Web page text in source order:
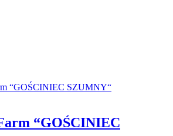
“GOŚCINIEC SZUMNY“
“GOŚCINIEC